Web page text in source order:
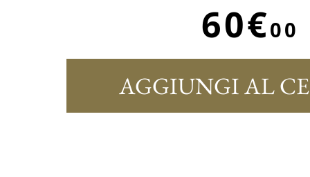
60€00
AGGIUNGI AL